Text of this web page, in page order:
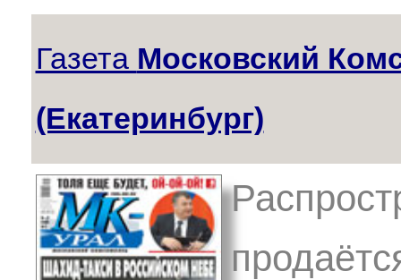
Газета Московский
(Екатеринбург)